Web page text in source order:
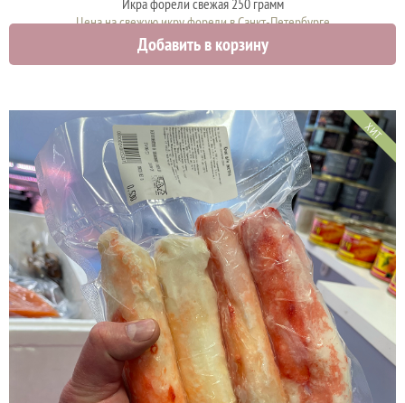
Цена на свежую икру форели в Санкт-Петербурге
2375 руб.
Добавить в корзину
ХИТ